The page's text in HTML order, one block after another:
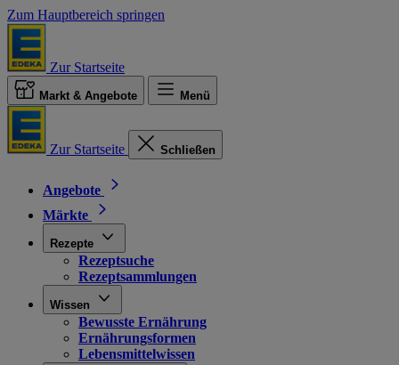
Zum Hauptbereich springen
Zur Startseite
Markt & Angebote Menü
Zur Startseite Schließen
Angebote
Märkte
Rezepte
Rezeptsuche
Rezeptsammlungen
Wissen
Bewusste Ernährung
Ernährungsformen
Lebensmittelwissen